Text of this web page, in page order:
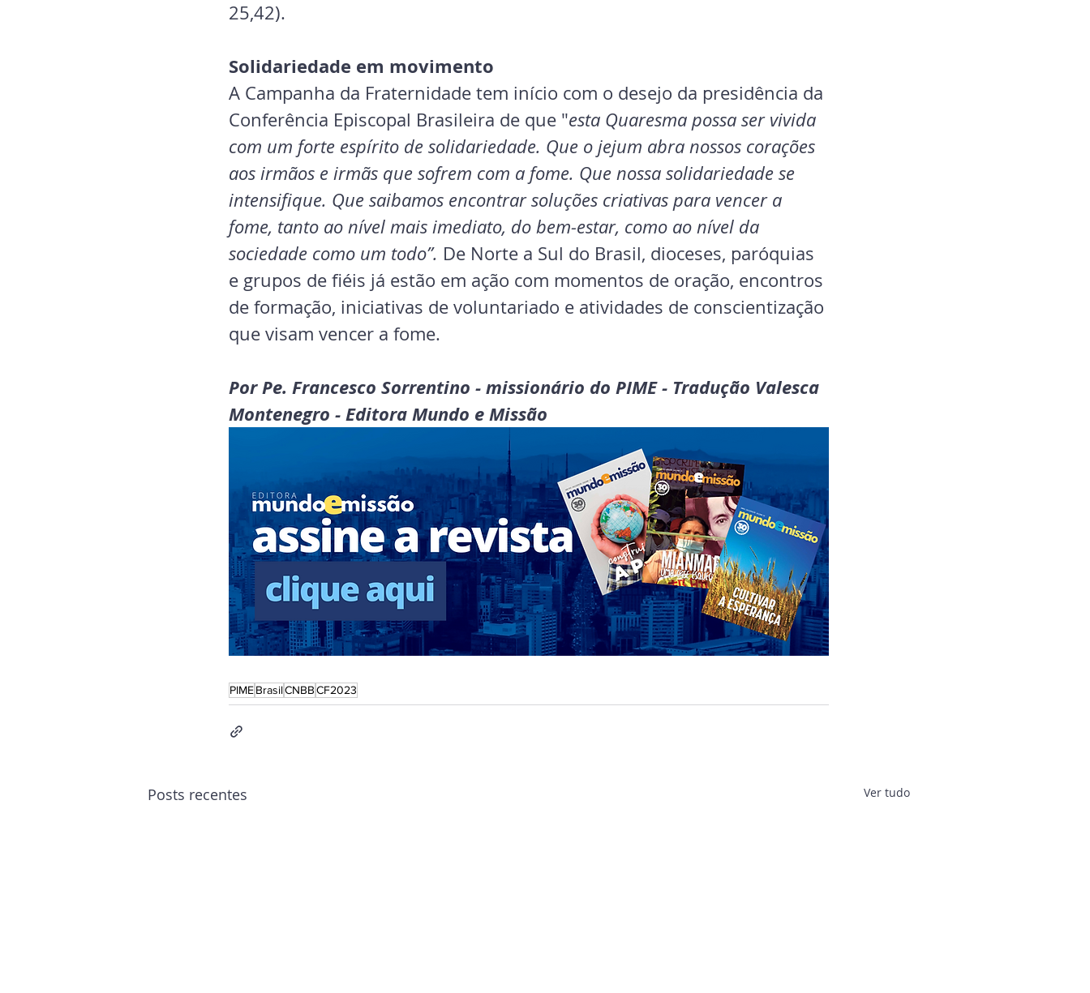
25,42).
Solidariedade em movimento
A Campanha da Fraternidade tem início com o desejo da presidência da
Conferência Episcopal Brasileira de que "esta Quaresma possa ser vivida
com um forte espírito de solidariedade. Que o jejum abra nossos corações
aos irmãos e irmãs que sofrem com a fome. Que nossa solidariedade se
intensifique. Que saibamos encontrar soluções criativas para vencer a
fome, tanto ao nível mais imediato, do bem-estar, como ao nível da
sociedade como um todo”. De Norte a Sul do Brasil, dioceses, paróquias
e grupos de fiéis já estão em ação com momentos de oração, encontros
de formação, iniciativas de voluntariado e atividades de conscientização
que visam vencer a fome.
Por Pe. Francesco Sorrentino - missionário do PIME - Tradução Valesca
Montenegro - Editora Mundo e Missão
PIMEBrasilCNBBCF2023
Posts recentes Ver tudo